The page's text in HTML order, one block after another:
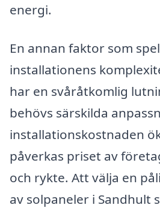
energi.
En annan faktor som
installationens
har en svåråtkomlig
behövs särskilda
installationskostnaden
påverkas priset av
och rykte. Att välja en
av solpaneler i Sandhult